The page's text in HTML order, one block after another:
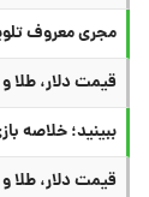
مجری معروف
قیمت دلار، طلا و
ببینید؛ خلاصه بازی سوئیس ۰ (۴) -
قیمت دلار، طلا و سکه